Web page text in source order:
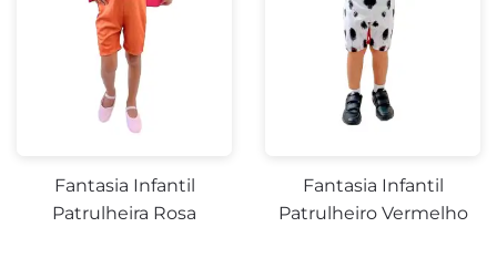
Fantasia Infantil
Patrulheira Rosa
Fantasia Infantil
Patrulheiro Vermelho